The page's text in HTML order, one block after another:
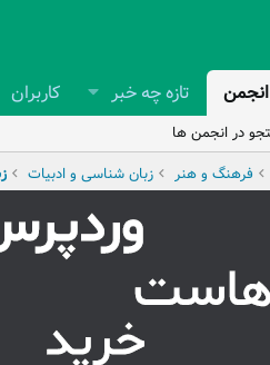
انجمن تازه چه خبر کاربران
در انجمن ها
فرهنگ و هنر زبان شناسی و ادبیات